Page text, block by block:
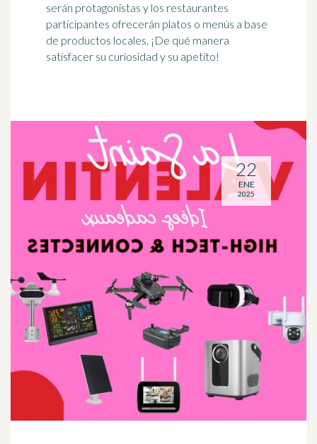
serán protagonistas y los restaurantes
participantes ofrecerán platos o menús a base
de productos locales. ¡De qué manera
satisfacer su curiosidad y su apetito!
22
ENE
2025